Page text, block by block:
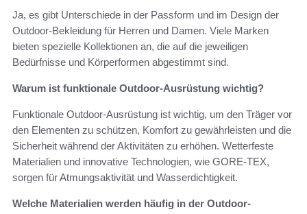
Ja, es gibt Unterschiede in der Passform und im Design der
Outdoor-Bekleidung für Herren und Damen. Viele Marken
bieten spezielle Kollektionen an, die auf die jeweiligen
Bedürfnisse und Körperformen abgestimmt sind.
Warum ist funktionale Outdoor-Ausrüstung wichtig?
Funktionale Outdoor-Ausrüstung ist wichtig, um den Träger vor
den Elementen zu schützen, Komfort zu gewährleisten und die
Sicherheit während der Aktivitäten zu erhöhen. Wetterfeste
Materialien und innovative Technologien, wie GORE-TEX,
sorgen für Atmungsaktivität und Wasserdichtigkeit.
Welche Materialien werden häufig in der Outdoor-